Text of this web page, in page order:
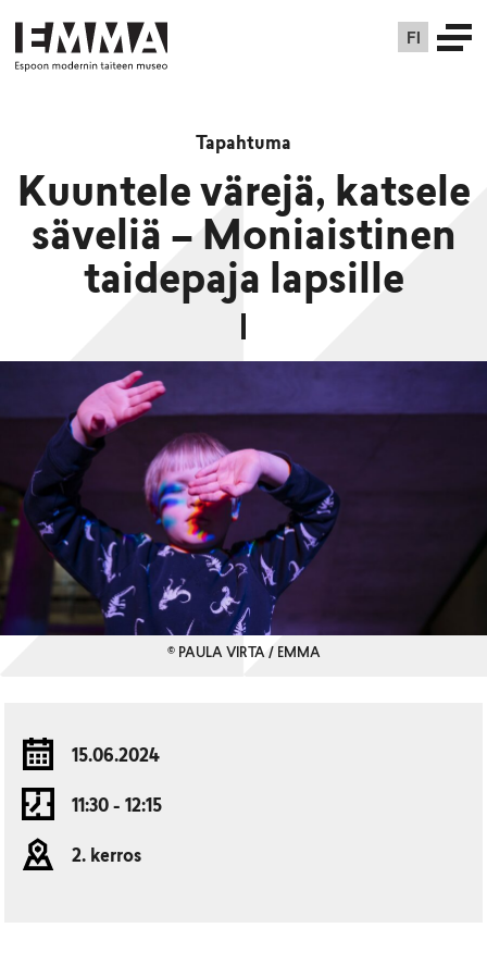
FI
Tapahtuma
Kuuntele värejä, katsele
säveliä – Moniaistinen
taidepaja lapsille
© PAULA VIRTA / EMMA
15.06.2024
11:30 - 12:15
2. kerros